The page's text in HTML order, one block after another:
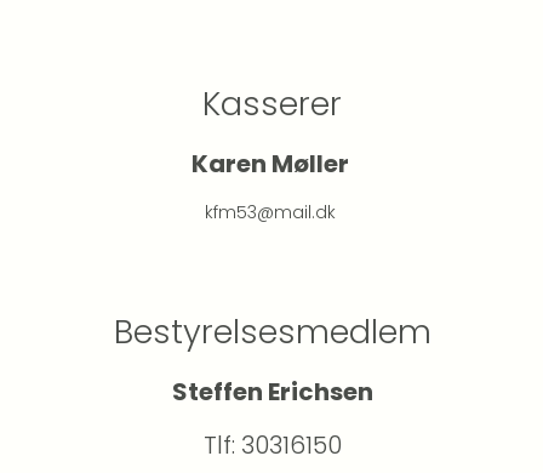
Kasserer
Karen Møller
kfm53@mail.dk
Bestyrelsesmedlem
Steffen Erichsen
Tlf: 30316150